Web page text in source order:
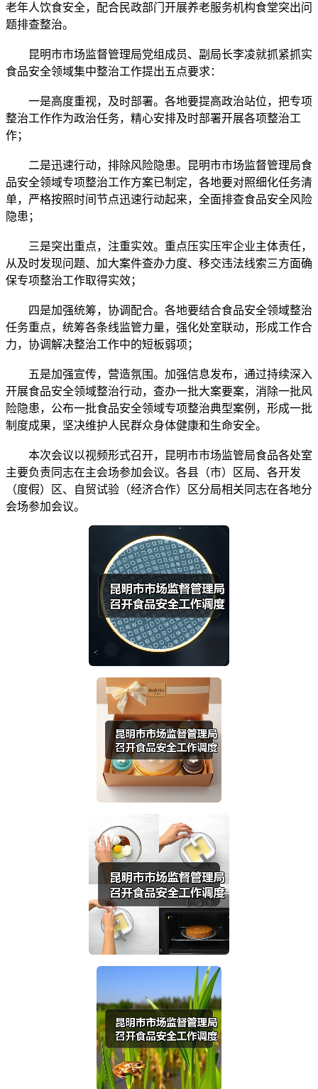
老年人饮食安全，配合民政部门开展养老服务机构食堂突出问
题排查整治。
昆明市市场监督管理局党组成员、副局长李凌就抓紧抓实
食品安全领域集中整治工作提出五点要求：
一是高度重视，及时部署。各地要提高政治站位，把专项
整治工作作为政治任务，精心安排及时部署开展各项整治工
作；
二是迅速行动，排除风险隐患。昆明市市场监督管理局食
品安全领域专项整治工作方案已制定，各地要对照细化任务清
单，严格按照时间节点迅速行动起来，全面排查食品安全风险
隐患；
三是突出重点，注重实效。重点压实压牢企业主体责任，
从及时发现问题、加大案件查办力度、移交违法线索三方面确
保专项整治工作取得实效；
四是加强统筹，协调配合。各地要结合食品安全领域整治
任务重点，统筹各条线监管力量，强化处室联动，形成工作合
力，协调解决整治工作中的短板弱项；
五是加强宣传，营造氛围。加强信息发布，通过持续深入
开展食品安全领域整治行动，查办一批大案要案，消除一批风
险隐患，公布一批食品安全领域专项整治典型案例，形成一批
制度成果，坚决维护人民群众身体健康和生命安全。
本次会议以视频形式召开，昆明市市场监管局食品各处室
主要负责同志在主会场参加会议。各县（市）区局、各开发
（度假）区、自贸试验（经济合作）区分局相关同志在各地分
会场参加会议。